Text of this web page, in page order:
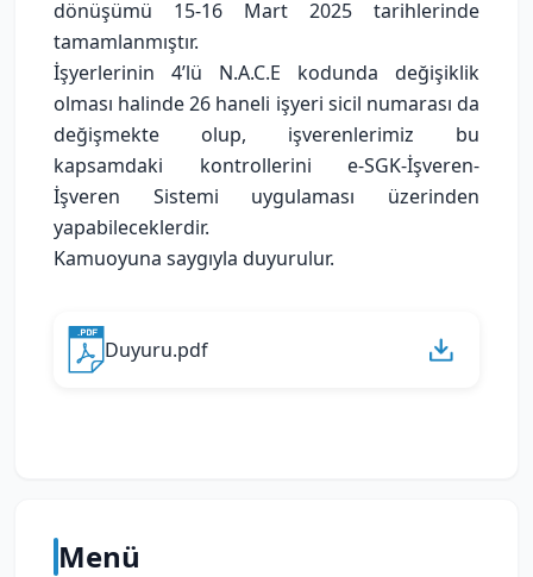
Menü
dönüşümü 15-16 Mart 2025 tarihlerinde
tamamlanmıştır.
İşyerlerinin 4’lü N.A.C.E kodunda değişiklik
olması halinde 26 haneli işyeri sicil numarası da
değişmekte olup, işverenlerimiz bu
kapsamdaki kontrollerini e-SGK-İşveren-
İşveren Sistemi uygulaması üzerinden
yapabileceklerdir.
Kamuoyuna saygıyla duyurulur.
Duyuru.pdf